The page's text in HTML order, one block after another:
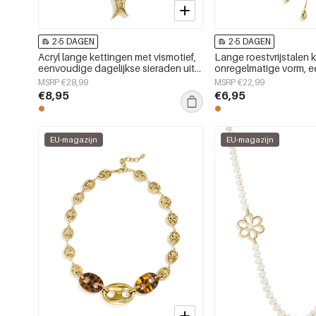
2-5 DAGEN
Acryl lange kettingen met vismotief,
eenvoudige dagelijkse sieraden uit
de Simple Series voor dames.
MSRP €28,99
€8,95
2-5 DAGEN
Lange roestvrijstalen
onregelmatige vorm,
alledaagse serie,
MSRP €22,99
€6,95
EU-magazijn EU-magazijn